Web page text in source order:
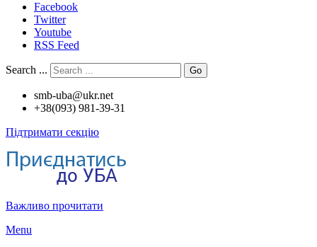
Facebook
Twitter
Youtube
RSS Feed
Search ... Go
smb-uba@ukr.net
+38(093) 981-39-31
Підтримати секцію
Важливо прочитати
Menu